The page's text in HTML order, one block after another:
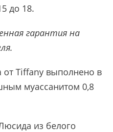
до 18.
гарантия на
от Tiffany выполнено в
муассанитом 0,8
из белого